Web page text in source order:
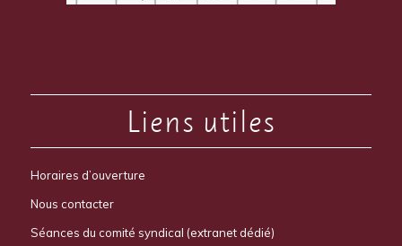
Liens utiles
Horaires d’ouverture
Nous contacter
Séances du comité syndical (extranet dédié)